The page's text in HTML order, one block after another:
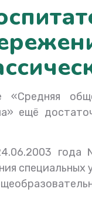
«Средняя
ещё
специальных